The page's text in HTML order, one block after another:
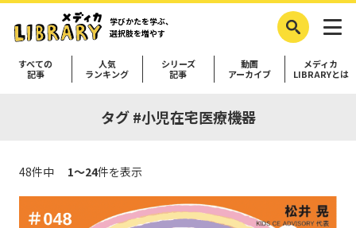
学びかたを学ぶ、
選択肢を増やす
すべての
記事
人気
ランキング
シリーズ
記事
動画
アーカイブ
メディカ
LIBRARYとは
タグ #小児在宅医療機器
48件中 1～24件を表示